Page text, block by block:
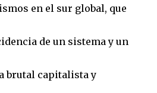
en el sur global, que
de un sistema y un
brutal capitalista y